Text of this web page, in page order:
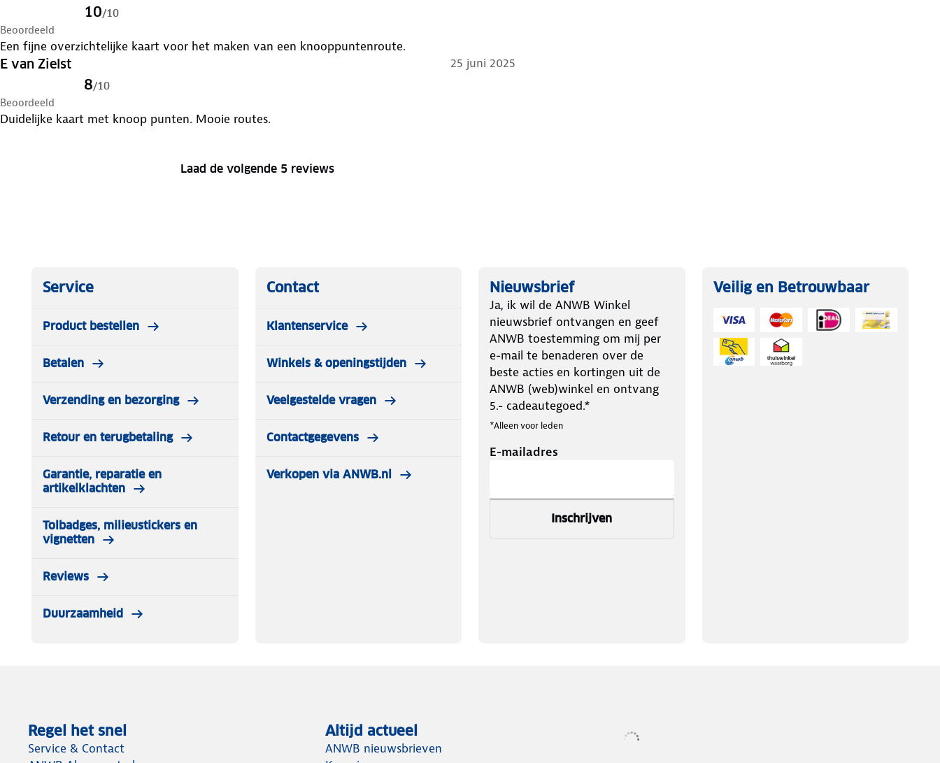
10/10
Beoordeeld
Een fijne overzichtelijke kaart voor het maken van een knooppuntenroute.
E van Zielst 25 juni 2025
8/10
Beoordeeld
Duidelijke kaart met knoop punten. Mooie routes.
Laad de volgende 5 reviews
Service
Product bestellen
Betalen
Verzending en bezorging
Retour en terugbetaling
Garantie, reparatie en
artikelklachten
Tolbadges, milieustickers en
vignetten
Reviews
Duurzaamheid
Contact
Klantenservice
Winkels & openingstijden
Veelgestelde vragen
Contactgegevens
Verkopen via ANWB.nl
Nieuwsbrief
Ja, ik wil de ANWB Winkel
nieuwsbrief ontvangen en geef
ANWB toestemming om mij per
e-mail te benaderen over de
beste acties en kortingen uit de
ANWB (web)winkel en ontvang
5.- cadeautegoed.*
*Alleen voor leden
E-mailadres
Inschrijven
Veilig en Betrouwbaar
Regel het snel
Service & Contact
Altijd actueel
ANWB nieuwsbrieven